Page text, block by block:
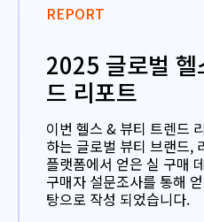
REPORT
2025 글로벌 헬
드 리포트
이번 헬스 & 뷰티 트렌드
하는 글로벌 뷰티 브랜드,
플랫폼에서 얻은 실 구매
구매자 설문조사를 통해
탕으로 작성 되었습니다.